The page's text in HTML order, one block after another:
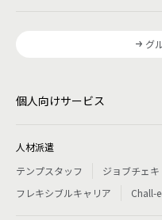
グ
個人向けサービス
人材派遣
テンプスタッフ
ジョブチェキ
フレキシブルキャリア
Chall-